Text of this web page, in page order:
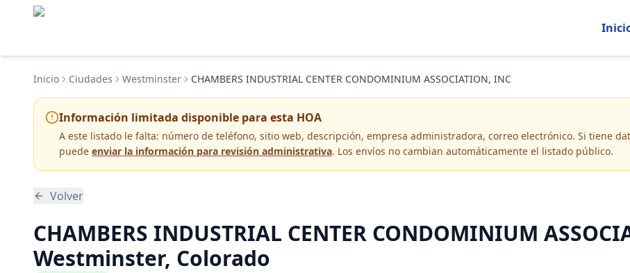
Inicio Ciudades Westminster CHAMBERS INDUSTRIAL CENTER CONDOMINIUM ASSOCIATION, INC
Información limitada disponible para esta HOA
A este listado le falta: número de teléfono, sitio web, descripción, empresa administradora, correo electrónico. Si tiene
puede enviar la información para revisión administrativa. Los envíos no cambian automáticamente el listado público.
Volver
CHAMBERS INDUSTRIAL CENTER CONDOMINIUM
Westminster, Colorado